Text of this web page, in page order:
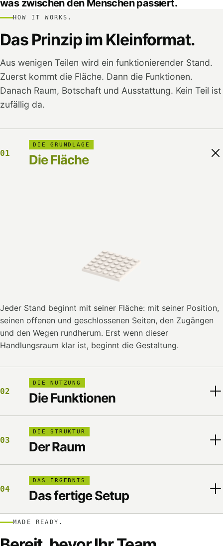
was zwischen den Menschen passiert.
HOW IT WORKS.
Das Prinzip im Kleinformat.
Aus wenigen Teilen wird ein funktionierender Stand.
Zuerst kommt die Fläche. Dann die Funktionen.
Danach Raum, Botschaft und Ausstattung. Kein Teil ist
zufällig da.
01
DIE GRUNDLAGE
Die Fläche
Jeder Stand beginnt mit seiner Fläche: mit seiner Position,
seinen offenen und geschlossenen Seiten, den Zugängen
und den Wegen rundherum. Erst wenn dieser
Handlungsraum klar ist, beginnt die Gestaltung.
02
DIE NUTZUNG
Die Funktionen
03
DIE STRUKTUR
Der Raum
04
DAS ERGEBNIS
Das fertige Setup
MADE READY.